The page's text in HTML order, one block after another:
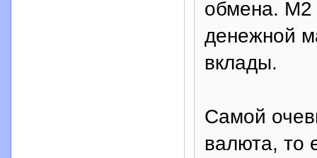
обмена. М2
денежной
вклады.
Самой
валюта, то